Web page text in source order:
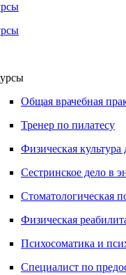
Общая врачебная
Тренер по пилатесу
Физическая
Сестринское дело в
Стоматологическая
Физическая
Психосоматика и
Специалист по